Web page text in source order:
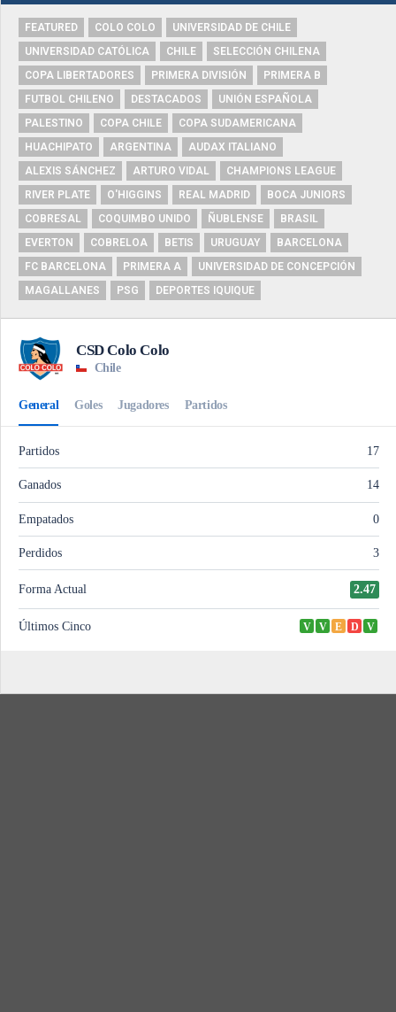
FEATURED COLO COLO
UNIVERSIDAD DE CHILE
UNIVERSIDAD CATÓLICA
CHILE
SELECCIÓN CHILENA
COPA LIBERTADORES
PRIMERA DIVISIÓN
PRIMERA B
FUTBOL CHILENO
DESTACADOS
UNIÓN ESPAÑOLA
PALESTINO
COPA CHILE
COPA SUDAMERICANA
HUACHIPATO
ARGENTINA
AUDAX ITALIANO
ALEXIS SÁNCHEZ
ARTURO VIDAL
CHAMPIONS LEAGUE
RIVER PLATE
O'HIGGINS REAL MADRID
BOCA JUNIORS
COBRESAL
COQUIMBO UNIDO ÑUBLENSE
BRASIL
EVERTON
COBRELOA BETIS URUGUAY
BARCELONA
FC BARCELONA
PRIMERA A
UNIVERSIDAD DE CONCEPCIÓN
MAGALLANES
PSG DEPORTES IQUIQUE